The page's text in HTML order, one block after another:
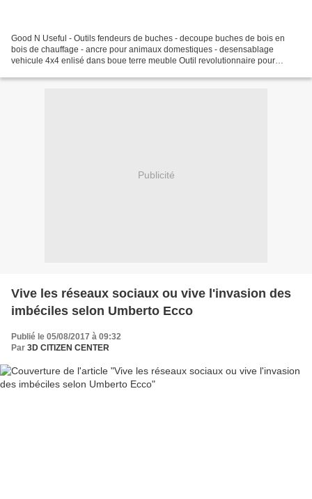
Good N Useful - Outils fendeurs de buches - decoupe buches de bois en
bois de chauffage - ancre pour animaux domestiques - desensablage
vehicule 4x4 enlisé dans boue terre meuble Outil revolutionnaire pour
Publicité
Vive les réseaux sociaux ou vive l'invasion des
imbéciles selon Umberto Ecco
Publié le 05/08/2017 à 09:32
Par 3D CITIZEN CENTER